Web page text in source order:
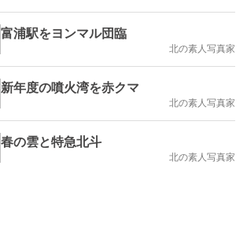
富浦駅をヨンマル団臨
北の素人写真家
新年度の噴火湾を赤クマ
北の素人写真家
春の雲と特急北斗
北の素人写真家